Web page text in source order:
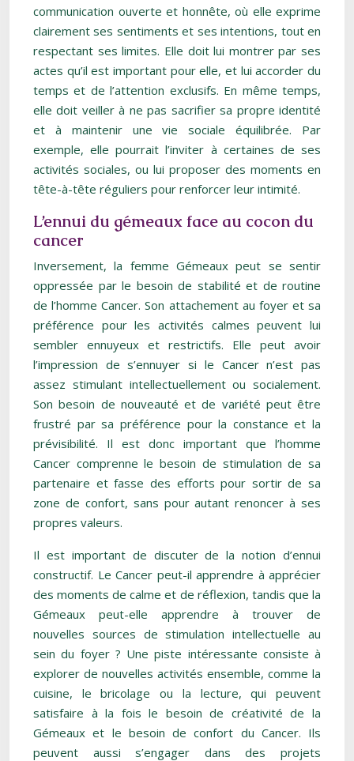
communication ouverte et honnête, où elle exprime
clairement ses sentiments et ses intentions, tout en
respectant ses limites. Elle doit lui montrer par ses
actes qu’il est important pour elle, et lui accorder du
temps et de l’attention exclusifs. En même temps,
elle doit veiller à ne pas sacrifier sa propre identité
et à maintenir une vie sociale équilibrée. Par
exemple, elle pourrait l’inviter à certaines de ses
activités sociales, ou lui proposer des moments en
tête-à-tête réguliers pour renforcer leur intimité.
L’ennui du gémeaux face au cocon du
cancer
Inversement, la femme Gémeaux peut se sentir
oppressée par le besoin de stabilité et de routine
de l’homme Cancer. Son attachement au foyer et sa
préférence pour les activités calmes peuvent lui
sembler ennuyeux et restrictifs. Elle peut avoir
l’impression de s’ennuyer si le Cancer n’est pas
assez stimulant intellectuellement ou socialement.
Son besoin de nouveauté et de variété peut être
frustré par sa préférence pour la constance et la
prévisibilité. Il est donc important que l’homme
Cancer comprenne le besoin de stimulation de sa
partenaire et fasse des efforts pour sortir de sa
zone de confort, sans pour autant renoncer à ses
propres valeurs.
Il est important de discuter de la notion d’ennui
constructif. Le Cancer peut-il apprendre à apprécier
des moments de calme et de réflexion, tandis que la
Gémeaux peut-elle apprendre à trouver de
nouvelles sources de stimulation intellectuelle au
sein du foyer ? Une piste intéressante consiste à
explorer de nouvelles activités ensemble, comme la
cuisine, le bricolage ou la lecture, qui peuvent
satisfaire à la fois le besoin de créativité de la
Gémeaux et le besoin de confort du Cancer. Ils
peuvent aussi s’engager dans des projets